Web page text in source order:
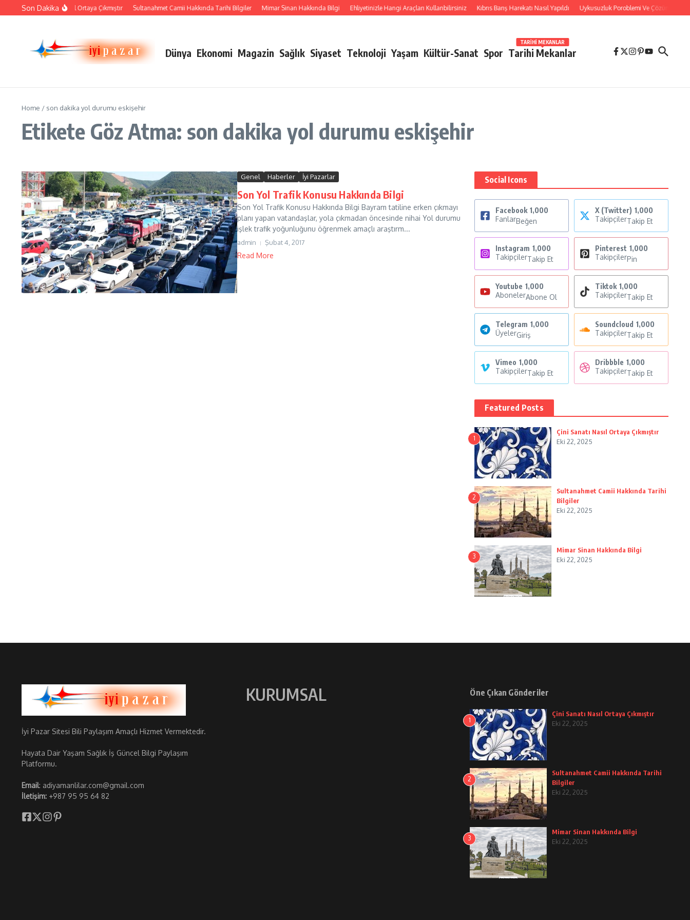
İçeriğe atlaSon Dakika
Çini Sanatı Nasıl Ortaya Çıkmıştır Sultanahmet Camii Hakkında Tarihi Bilgiler Mimar Sinan Hakkında Bilgi Ehliyetinizle Hangi Araçları Kullanbilirsiniz Kıbrıs Barış Harekatı Nasıl Yapıldı Uykusuzluk Poroblemi Ve Çözümleri
Dünya Ekonomi Magazin Sağlık Siyaset Teknoloji Yaşam Kültür-Sanat Spor Tarihi Mekanlar
TARIHI MEKANLAR
Home / son dakika yol durumu eskişehir
Etikete Göz Atma: son dakika yol durumu eskişehir
Genel Haberler İyi Pazarlar
Son Yol Trafik Konusu Hakkında Bilgi
Son Yol Trafik Konusu Hakkında Bilgi Bayram tatiline erken çıkmayı
planı yapan vatandaşlar, yola çıkmadan öncesinde nihai Yol durumu
işlek trafik yoğunluğunu öğrenmek amaçlı araştırm...
admin Şubat 4, 2017
Read More
Social Icons
Facebook 1,000
FanlarBeğen
X (Twitter) 1,000
TakipçilerTakip Et
Instagram 1,000
TakipçilerTakip Et
Pinterest 1,000
TakipçilerPin
Youtube 1,000
AbonelerAbone Ol
Tiktok 1,000
TakipçilerTakip Et
Telegram 1,000
ÜyelerGiriş
Soundcloud 1,000
TakipçilerTakip Et
Vimeo 1,000
TakipçilerTakip Et
Dribbble 1,000
TakipçilerTakip Et
Featured Posts
1
Çini Sanatı Nasıl Ortaya Çıkmıştır
Eki 22, 2025
2
Sultanahmet Camii Hakkında Tarihi
Bilgiler
Eki 22, 2025
3
Mimar Sinan Hakkında Bilgi
Eki 22, 2025
İyi Pazar Sitesi Bili Paylaşım Amaçlı Hizmet Vermektedir.
Hayata Dair Yaşam Sağlık İş Güncel Bilgi Paylaşım
Platformu.
Email: adiyamanlilar.com@gmail.com
İletişim: +987 95 95 64 82
KURUMSAL Öne Çıkan Gönderiler
1
Çini Sanatı Nasıl Ortaya Çıkmıştır
Eki 22, 2025
2
Sultanahmet Camii Hakkında Tarihi
Bilgiler
Eki 22, 2025
3
Mimar Sinan Hakkında Bilgi
Eki 22, 2025